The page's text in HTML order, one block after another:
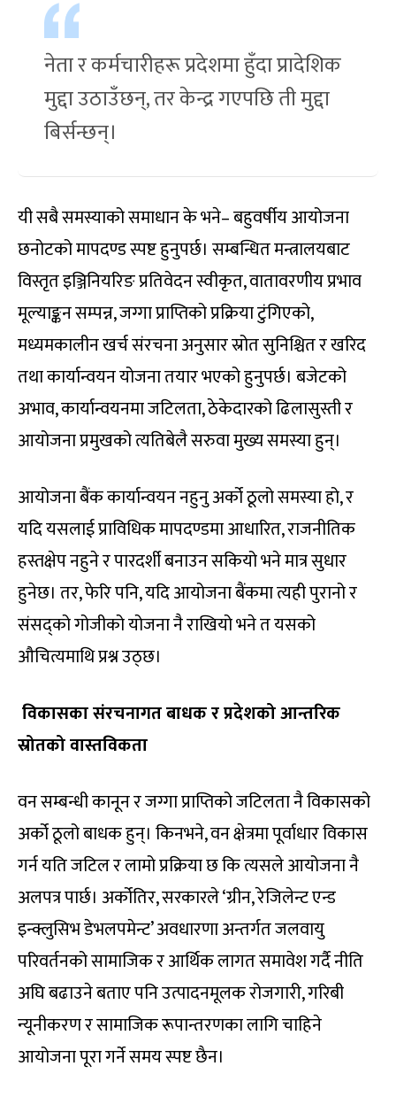
नेता र कर्मचारीहरू प्रदेशमा हुँदा प्रादेशिक
मुद्दा उठाउँछन्, तर केन्द्र गएपछि ती मुद्दा
बिर्सन्छन्।
यी सबै समस्याको समाधान के भने– बहुवर्षीय आयोजना
छनोटको मापदण्ड स्पष्ट हुनुपर्छ। सम्बन्धित मन्त्रालयबाट
विस्तृत इञ्जिनियरिङ प्रतिवेदन स्वीकृत, वातावरणीय प्रभाव
मूल्याङ्कन सम्पन्न, जग्गा प्राप्तिको प्रक्रिया टुंगिएको,
मध्यमकालीन खर्च संरचना अनुसार स्रोत सुनिश्चित र खरिद
तथा कार्यान्वयन योजना तयार भएको हुनुपर्छ। बजेटको
अभाव, कार्यान्वयनमा जटिलता, ठेकेदारको ढिलासुस्ती र
आयोजना प्रमुखको त्यतिबेलै सरुवा मुख्य समस्या हुन्।
आयोजना बैंक कार्यान्वयन नहुनु अर्को ठूलो समस्या हो, र
यदि यसलाई प्राविधिक मापदण्डमा आधारित, राजनीतिक
हस्तक्षेप नहुने र पारदर्शी बनाउन सकियो भने मात्र सुधार
हुनेछ। तर, फेरि पनि, यदि आयोजना बैंकमा त्यही पुरानो र
संसद्को गोजीको योजना नै राखियो भने त यसको
औचित्यमाथि प्रश्न उठ्छ।
विकासका संरचनागत बाधक र प्रदेशको आन्तरिक
स्रोतको वास्तविकता
वन सम्बन्धी कानून र जग्गा प्राप्तिको जटिलता नै विकासको
अर्को ठूलो बाधक हुन्। किनभने, वन क्षेत्रमा पूर्वाधार विकास
गर्न यति जटिल र लामो प्रक्रिया छ कि त्यसले आयोजना नै
अलपत्र पार्छ। अर्कोतिर, सरकारले ‘ग्रीन, रेजिलेन्ट एन्ड
इन्क्लुसिभ डेभलपमेन्ट’ अवधारणा अन्तर्गत जलवायु
परिवर्तनको सामाजिक र आर्थिक लागत समावेश गर्दै नीति
अघि बढाउने बताए पनि उत्पादनमूलक रोजगारी, गरिबी
न्यूनीकरण र सामाजिक रूपान्तरणका लागि चाहिने
आयोजना पूरा गर्ने समय स्पष्ट छैन।